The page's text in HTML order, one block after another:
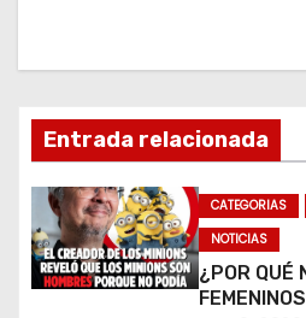
ó
n
d
e
e
Entrada relacionada
CATEGORIAS
NOTICIAS
¿POR QUÉ